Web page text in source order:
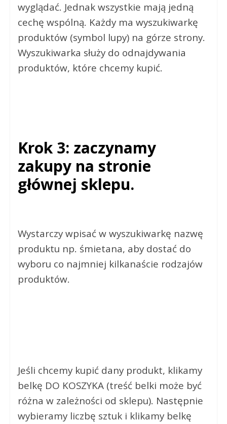
wyglądać. Jednak wszystkie mają jedną
cechę wspólną. Każdy ma wyszukiwarkę
produktów (symbol lupy) na górze strony.
Wyszukiwarka służy do odnajdywania
produktów, które chcemy kupić.
Krok 3: zaczynamy
zakupy na stronie
głównej sklepu.
Wystarczy wpisać w wyszukiwarkę nazwę
produktu np. śmietana, aby dostać do
wyboru co najmniej kilkanaście rodzajów
produktów.
Jeśli chcemy kupić dany produkt, klikamy
belkę DO KOSZYKA (treść belki może być
różna w zależności od sklepu). Następnie
wybieramy liczbę sztuk i klikamy belkę